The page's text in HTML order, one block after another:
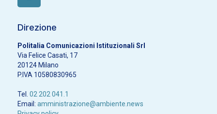
Direzione
Politalia Comunicazioni Istituzionali Srl
Via Felice Casati, 17
20124 Milano
P.IVA 10580830965
Tel. 02 202 041.1
Email: amministrazione@ambiente.news